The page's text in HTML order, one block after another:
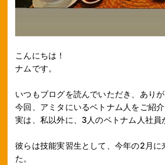
こんにちは！
ナムです。
いつもブログを読んでいただき、ありが
今回、アミタにいるベトナム人をご紹介
実は、私以外に、3人のベトナム人社員
彼らは技能実習生として、今年の2月に
た。